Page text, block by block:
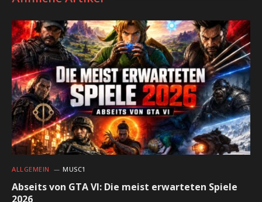
ALLGEMEIN MUSC1
Abseits von GTA VI: Die meist erwarteten Spiele
2026